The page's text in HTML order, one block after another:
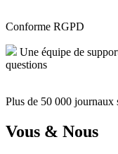
Conforme RGPD
Une équipe de
questions
Plus de 50 000 journaux
Vous & Nous